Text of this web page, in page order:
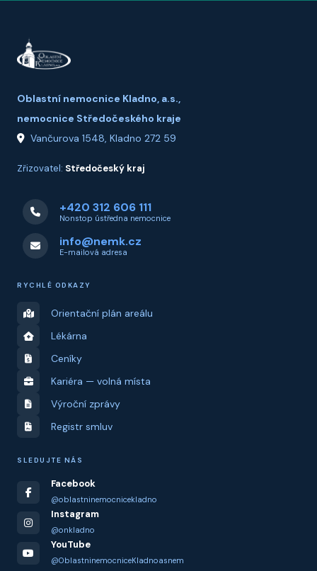
Oblastní nemocnice Kladno, a.s.,
nemocnice Středočeského kraje
Vančurova 1548, Kladno 272 59
Zřizovatel: Středočeský kraj
+420 312 606 111
Nonstop ústředna nemocnice
info@nemk.cz
E-mailová adresa
RYCHLÉ ODKAZY
Orientační plán areálu
Lékárna
Ceníky
Kariéra — volná místa
Výroční zprávy
Registr smluv
SLEDUJTE NÁS
Facebook
@oblastninemocnicekladno
Instagram
@onkladno
YouTube
@OblastninemocniceKladnoasnem